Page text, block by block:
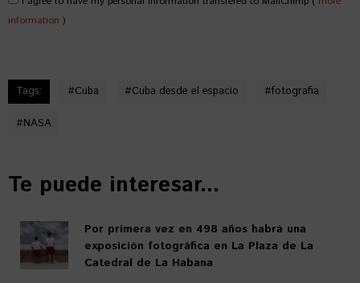
information )
Tags: #Cuba #Cuba desde el espacio #fotografia
#NASA
Te puede interesar...
Por primera vez en 498 años habrá una
exposición fotográfica en La Plaza de La
Catedral de La Habana